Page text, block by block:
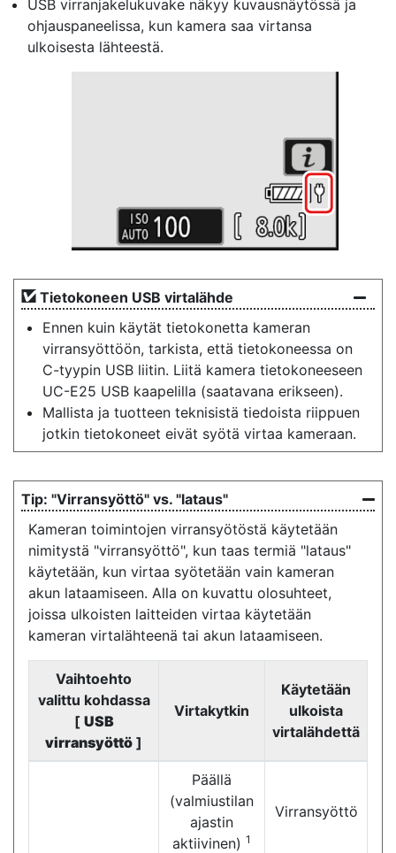
USB virranjakelukuvake näkyy kuvausnäytössä ja
ohjauspaneelissa, kun kamera saa virtansa
ulkoisesta lähteestä.
Tietokoneen USB virtalähde
Ennen kuin käytät tietokonetta kameran
virransyöttöön, tarkista, että tietokoneessa on
C-tyypin USB liitin. Liitä kamera tietokoneeseen
UC-E25 USB kaapelilla (saatavana erikseen).
Mallista ja tuotteen teknisistä tiedoista riippuen
jotkin tietokoneet eivät syötä virtaa kameraan.
"Virransyöttö" vs. "lataus"
Kameran toimintojen virransyötöstä käytetään
nimitystä "virransyöttö", kun taas termiä "lataus"
käytetään, kun virtaa syötetään vain kameran
akun lataamiseen. Alla on kuvattu olosuhteet,
joissa ulkoisten laitteiden virtaa käytetään
kameran virtalähteenä tai akun lataamiseen.
Vaihtoehto
valittu kohdassa
[ USB
virransyöttö ]
Virtakytkin
Käytetään
ulkoista
virtalähdettä
Päällä
(valmiustilan
ajastin
aktiivinen) 1
Virransyöttö